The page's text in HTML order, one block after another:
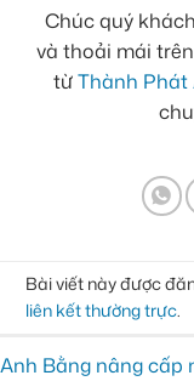
Chúc quý
và thoải mái
từThành Phát
Bài viết này được
liên kết thường trực
Anh Bằng nâng cấp